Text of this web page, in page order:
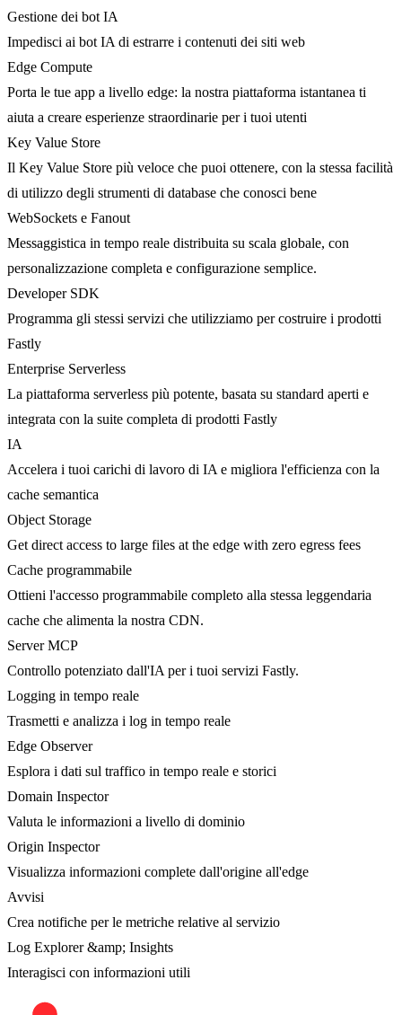
Gestione dei bot IA
Impedisci ai bot IA di estrarre i contenuti dei siti web
Edge Compute
Porta le tue app a livello edge: la nostra piattaforma istantanea ti
aiuta a creare esperienze straordinarie per i tuoi utenti
Key Value Store
Il Key Value Store più veloce che puoi ottenere, con la stessa facilità
di utilizzo degli strumenti di database che conosci bene
WebSockets e Fanout
Messaggistica in tempo reale distribuita su scala globale, con
personalizzazione completa e configurazione semplice.
Developer SDK
Programma gli stessi servizi che utilizziamo per costruire i prodotti
Fastly
Enterprise Serverless
La piattaforma serverless più potente, basata su standard aperti e
integrata con la suite completa di prodotti Fastly
IA
Accelera i tuoi carichi di lavoro di IA e migliora l'efficienza con la
cache semantica
Object Storage
Get direct access to large files at the edge with zero egress fees
Cache programmabile
Ottieni l'accesso programmabile completo alla stessa leggendaria
cache che alimenta la nostra CDN.
Server MCP
Controllo potenziato dall'IA per i tuoi servizi Fastly.
Logging in tempo reale
Trasmetti e analizza i log in tempo reale
Edge Observer
Esplora i dati sul traffico in tempo reale e storici
Domain Inspector
Valuta le informazioni a livello di dominio
Origin Inspector
Visualizza informazioni complete dall'origine all'edge
Avvisi
Crea notifiche per le metriche relative al servizio
Log Explorer &amp; Insights
Interagisci con informazioni utili